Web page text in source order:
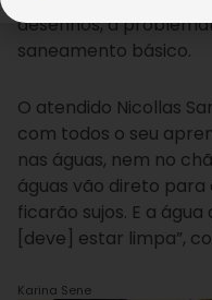
desenhos, a
saneamento básico.
O atendido Nicollas
com todos o seu
nas águas, nem no
águas vão direto para
ficarão sujos. E a
[deve] estar limpa”,
Karina Sene